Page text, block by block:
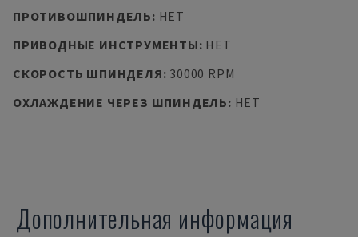
ПРОТИВОШПИНДЕЛЬ: НЕТ
ПРИВОДНЫЕ ИНСТРУМЕНТЫ: НЕТ
СКОРОСТЬ ШПИНДЕЛЯ: 30000 RPM
ОХЛАЖДЕНИЕ ЧЕРЕЗ ШПИНДЕЛЬ: НЕТ
Дополнительная информация